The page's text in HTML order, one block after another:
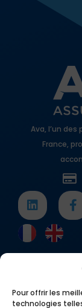
Pour offrir les
technologies
Ava, l’un
France,